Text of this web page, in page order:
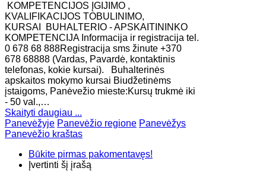
KOMPETENCIJOS ĮGIJIMO ,
KVALIFIKACIJOS TOBULINIMO,
KURSAI BUHALTERIO - APSKAITININKO
KOMPETENCIJA Informacija ir registracija tel.
0 678 68 888Registracija sms žinute +370
678 68888 (Vardas, Pavardė, kontaktinis
telefonas, kokie kursai). Buhalterinės
apskaitos mokymo kursai Biudžetinėms
įstaigoms, Panėvežio mieste:Kursų trukmė iki
- 50 val.,…
Skaityti daugiau ...
Panevėžyje Panevėžio regione Panevėžys
Panevėžio kraštas
Būkite pirmas pakomentavęs!
Įvertinti šį įrašą